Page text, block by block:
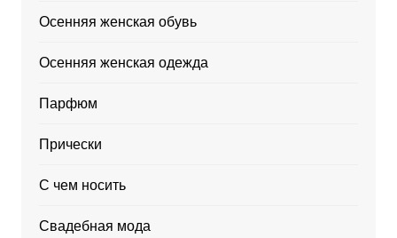
Осенняя женская обувь
Осенняя женская одежда
Парфюм
Прически
С чем носить
Свадебная мода